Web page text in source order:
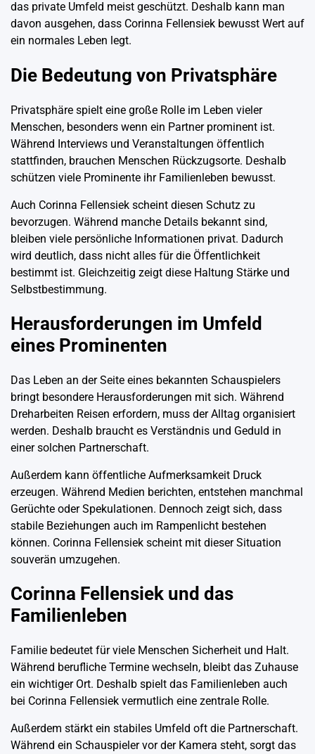
das private Umfeld meist geschützt. Deshalb kann man
davon ausgehen, dass Corinna Fellensiek bewusst Wert auf
ein normales Leben legt.
Die Bedeutung von Privatsphäre
Privatsphäre spielt eine große Rolle im Leben vieler
Menschen, besonders wenn ein Partner prominent ist.
Während Interviews und Veranstaltungen öffentlich
stattfinden, brauchen Menschen Rückzugsorte. Deshalb
schützen viele Prominente ihr Familienleben bewusst.
Auch Corinna Fellensiek scheint diesen Schutz zu
bevorzugen. Während manche Details bekannt sind,
bleiben viele persönliche Informationen privat. Dadurch
wird deutlich, dass nicht alles für die Öffentlichkeit
bestimmt ist. Gleichzeitig zeigt diese Haltung Stärke und
Selbstbestimmung.
Herausforderungen im Umfeld
eines Prominenten
Das Leben an der Seite eines bekannten Schauspielers
bringt besondere Herausforderungen mit sich. Während
Dreharbeiten Reisen erfordern, muss der Alltag organisiert
werden. Deshalb braucht es Verständnis und Geduld in
einer solchen Partnerschaft.
Außerdem kann öffentliche Aufmerksamkeit Druck
erzeugen. Während Medien berichten, entstehen manchmal
Gerüchte oder Spekulationen. Dennoch zeigt sich, dass
stabile Beziehungen auch im Rampenlicht bestehen
können. Corinna Fellensiek scheint mit dieser Situation
souverän umzugehen.
Corinna Fellensiek und das
Familienleben
Familie bedeutet für viele Menschen Sicherheit und Halt.
Während berufliche Termine wechseln, bleibt das Zuhause
ein wichtiger Ort. Deshalb spielt das Familienleben auch
bei Corinna Fellensiek vermutlich eine zentrale Rolle.
Außerdem stärkt ein stabiles Umfeld oft die Partnerschaft.
Während ein Schauspieler vor der Kamera steht, sorgt das